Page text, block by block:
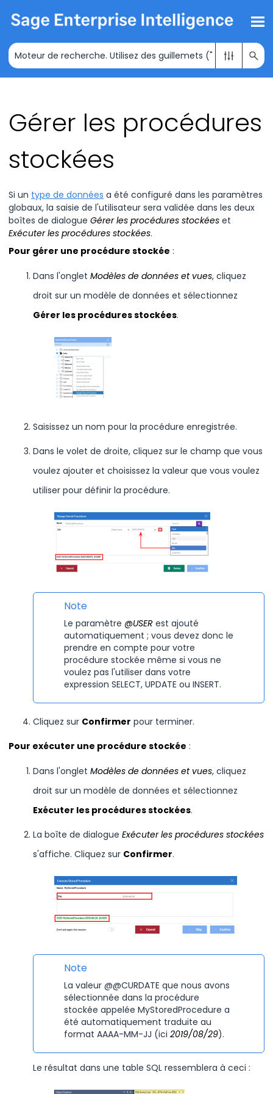
Passer au contenu principal
Gérer les procédures
stockées
Si un type de données a été configuré dans les paramètres
globaux, la saisie de l'utilisateur sera validée dans les deux
boîtes de dialogue Gérer les procédures stockées et
Exécuter les procédures stockées.
Pour gérer une procédure stockée :
Dans l'onglet Modèles de données et vues, cliquez
droit sur un modèle de données et sélectionnez
Gérer les procédures stockées.
Saisissez un nom pour la procédure enregistrée.
Dans le volet de droite, cliquez sur le champ que vous
voulez ajouter et choisissez la valeur que vous voulez
utiliser pour définir la procédure.
Note
Le paramètre @USER est ajouté
automatiquement ; vous devez donc le
prendre en compte pour votre
procédure stockée même si vous ne
voulez pas l'utiliser dans votre
expression SELECT, UPDATE ou INSERT.
Cliquez sur Confirmer pour terminer.
Pour exécuter une procédure stockée :
Dans l'onglet Modèles de données et vues, cliquez
droit sur un modèle de données et sélectionnez
Exécuter les procédures stockées.
La boîte de dialogue Exécuter les procédures stockées
s'affiche. Cliquez sur Confirmer.
Note
La valeur @@CURDATE que nous avons
sélectionnée dans la procédure
stockée appelée MyStoredProcedure a
été automatiquement traduite au
format AAAA-MM-JJ (ici 2019/08/29).
Le résultat dans une table SQL ressemblera à ceci :